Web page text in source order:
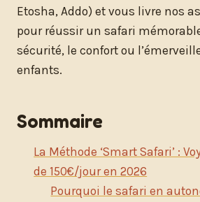
Etosha, Addo) et vous livre nos
pour réussir un safari
sécurité, le confort ou
enfants.
Sommaire
La Méthode ‘Smart Safari’ :
de 150€/jour en 2026
Pourquoi le safari en